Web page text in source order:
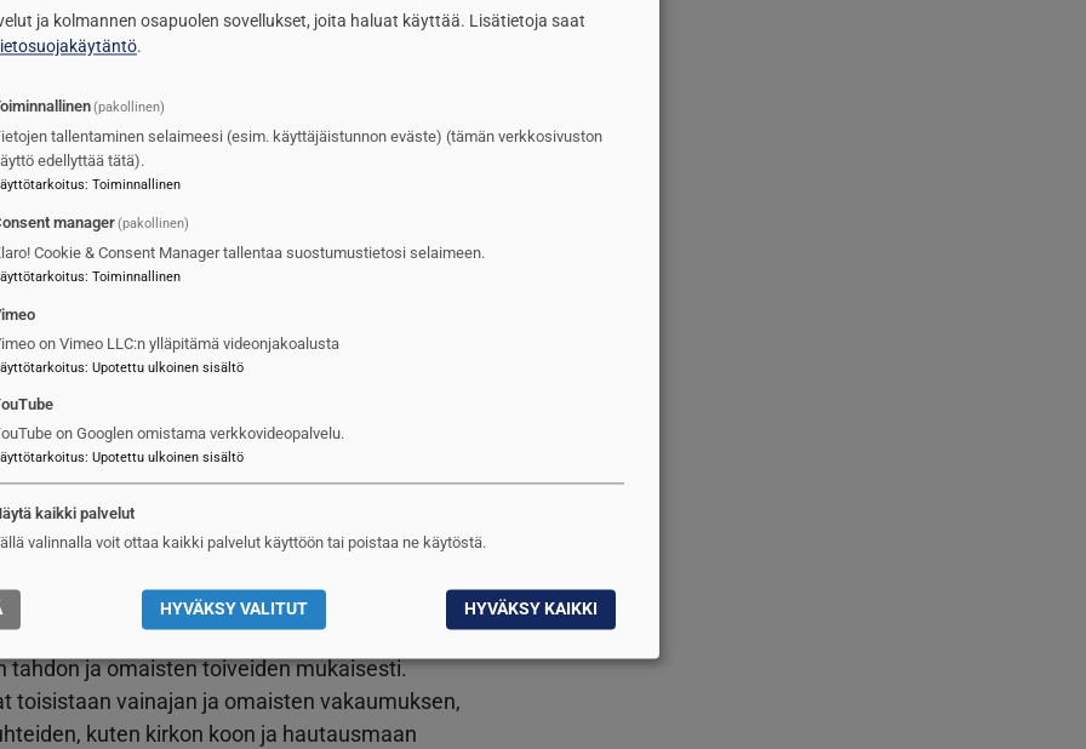
tällä kertaa mahdollisimman pidättyvästi ja
huolimatta ensimmäisen isorummun lyönti ja
melodia vain yllytti saattoväkeä nyyhkimään
pohtivat usein, olisivatko omaiset täysin
sotilaalliset kunnianosoitukset voivat olla.
haudattiinpa valtiollista suurmiestä tai
vain vainajan tahdon mukaisesti ja
seremonian määrätty suuripuitteisuus ja
on itsestään selvää, saattaa tulla
yksityisen surun muuttuessa ainakin osittain
tarkat ohjeet hautajaismenettelystä, mutta viime
tahdon ja omaisten toiveiden mukaisesti.
toisistaan vainajan ja omaisten vakaumuksen,
kuten kirkon koon ja hautausmaan
ja kolmannen osapuolen sovellukset, joita haluat käyttää. Lisätietoja saat
.
(pakollinen)
tallentaminen selaimeesi (esim. käyttäjäistunnon eväste) (tämän verkkosivuston
edellyttää tätä).
: Toiminnallinen
manager(pakollinen)
Cookie & Consent Manager tallentaa suostumustietosi selaimeen.
: Toiminnallinen
on Vimeo LLC:n ylläpitämä videonjakoalusta
: Upotettu ulkoinen sisältö
on Googlen omistama verkkovideopalvelu.
: Upotettu ulkoinen sisältö
kaikki palvelut
valinnalla voit ottaa kaikki palvelut käyttöön tai poistaa ne käytöstä.
HYVÄKSY VALITUT HYVÄKSY KAIKKI